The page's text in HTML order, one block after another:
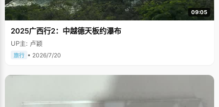
09:05
2025广西行2：中越德天板约瀑布
UP主: 卢颖
旅行 • 2026/7/20